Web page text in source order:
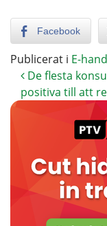
Facebook
Publicerat i E-
De flesta
positiva till att